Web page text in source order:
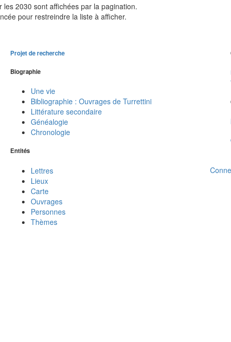
2030 sont affichées par la pagination.
pour restreindre la liste à afficher.
Projet de recherche
Biographie
Une vie
Bibliographie : Ouvrages de Turrettini
Littérature secondaire
Généalogie
Chronologie
Entités
Lettres
Lieux
Carte
Ouvrages
Personnes
Thèmes